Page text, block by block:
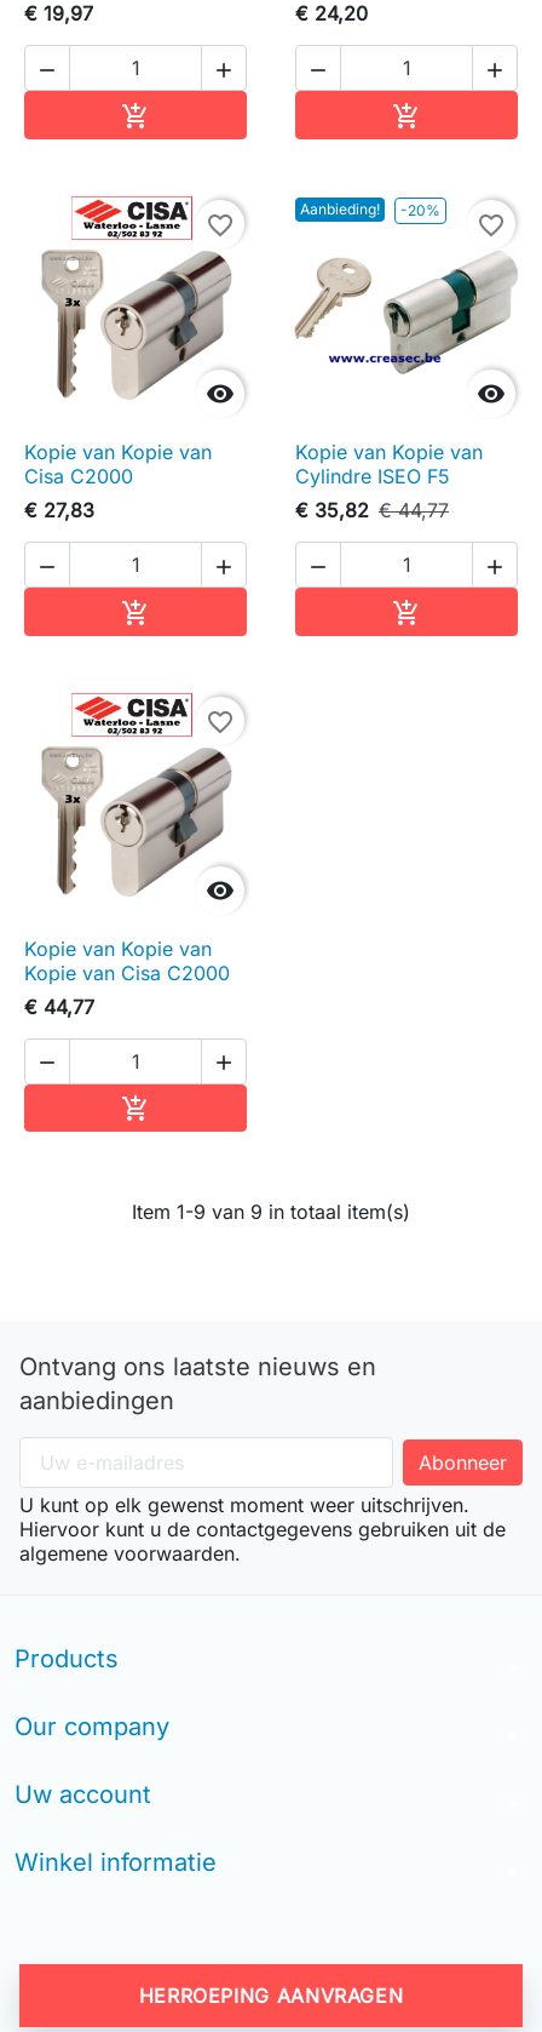
€ 19,97
 

€ 24,20
 


favorite_border
Kopie van Kopie van
Cisa C2000
€ 27,83
 

Aanbieding! -20%

favorite_border
Kopie van Kopie van
Cylindre ISEO F5
€ 35,82 € 44,77
 


favorite_border
Kopie van Kopie van
Kopie van Cisa C2000
€ 44,77
 

Item 1-9 van 9 in totaal item(s)
Ontvang ons laatste nieuws en
aanbiedingen
U kunt op elk gewenst moment weer uitschrijven.
Hiervoor kunt u de contactgegevens gebruiken uit de
algemene voorwaarden.
Products
Our company
Uw account
Winkel informatie
HERROEPING AANVRAGEN